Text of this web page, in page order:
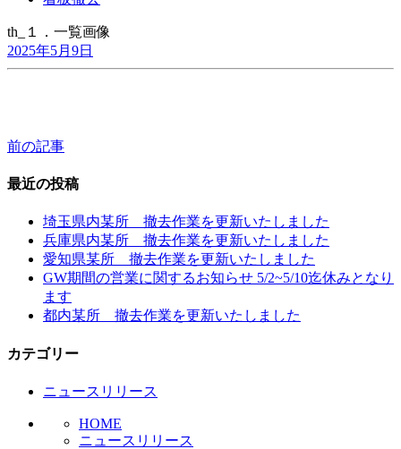
th_１．一覧画像
2025年5月9日
稿
ナ
ビ
ゲ
ン
前の記事
最近の投稿
埼玉県内某所 撤去作業を更新いたしました
兵庫県内某所 撤去作業を更新いたしました
愛知県某所 撤去作業を更新いたしました
GW期間の営業に関するお知らせ 5/2~5/10迄休みとなり
ます
都内某所 撤去作業を更新いたしました
カテゴリー
ニュースリリース
HOME
ニュースリリース